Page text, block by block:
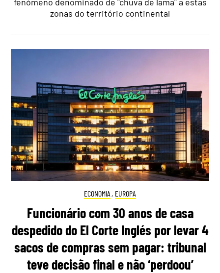
zonas do território continental
ECONOMIA , EUROPA
Funcionário com 30 anos de casa
despedido do El Corte Inglés por levar 4
sacos de compras sem pagar: tribunal
teve decisão final e não ‘perdoou’